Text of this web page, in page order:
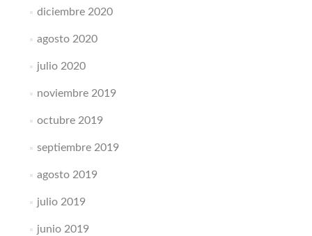
diciembre 2020
agosto 2020
julio 2020
noviembre 2019
octubre 2019
septiembre 2019
agosto 2019
julio 2019
junio 2019